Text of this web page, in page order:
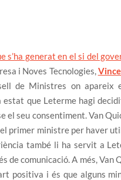
s’ha generat en el si del
i Noves Tecnologies,
de Ministres on
estat que Leterme hagi
el seu consentiment. Van
primer ministre per haver
també li ha servit a
de comunicació. A més, Van
positiva i és que alguns